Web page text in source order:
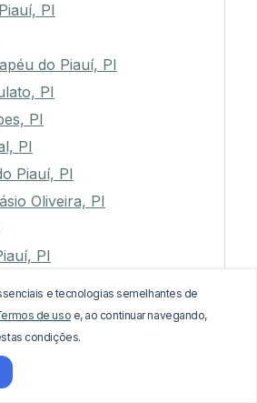
PI
do Piauí, PI
PI
PI
PI
Piauí, PI
Oliveira, PI
PI
PI
PI
e tecnologias semelhantes de
de uso e, ao continuar navegando,
condições.